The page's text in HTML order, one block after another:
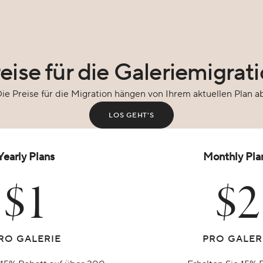
für die
Preise für die Migration hängen von Ihrem aktuellen Plan
LOS GEHT'S
Plans
$1
GALERIE
Monthly
$2
PRO